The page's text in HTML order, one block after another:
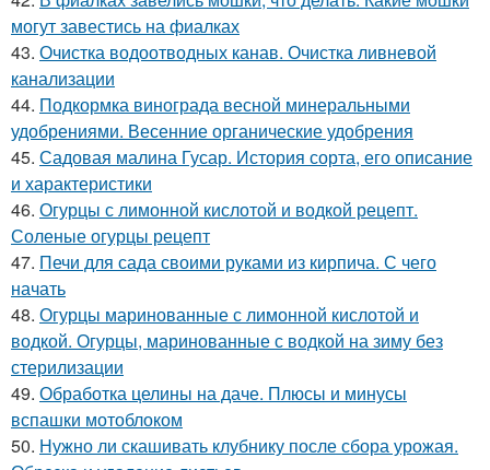
могут завестись на фиалках
43. Очистка водоотводных канав. Очистка ливневой
канализации
44. Подкормка винограда весной минеральными
удобрениями. Весенние органические удобрения
45. Садовая малина Гусар. История сорта, его описание
и характеристики
46. Огурцы с лимонной кислотой и водкой рецепт.
Соленые огурцы рецепт
47. Печи для сада своими руками из кирпича. С чего
начать
48. Огурцы маринованные с лимонной кислотой и
водкой. Огурцы, маринованные с водкой на зиму без
стерилизации
49. Обработка целины на даче. Плюсы и минусы
вспашки мотоблоком
50. Нужно ли скашивать клубнику после сбора урожая.